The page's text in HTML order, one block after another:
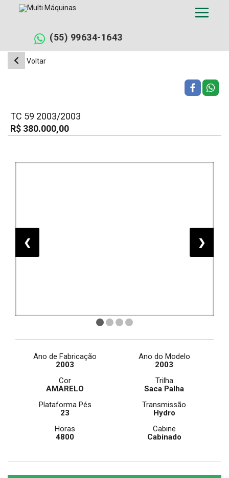
(55) 99634-1643
Voltar
TC 59 2003/2003
R$ 380.000,00
❮ ❯
Ano de Fabricação
2003
Ano do Modelo
2003
Cor
AMARELO
Trilha
Saca Palha
Plataforma Pés
23
Transmissão
Hydro
Horas
4800
Cabine
Cabinado